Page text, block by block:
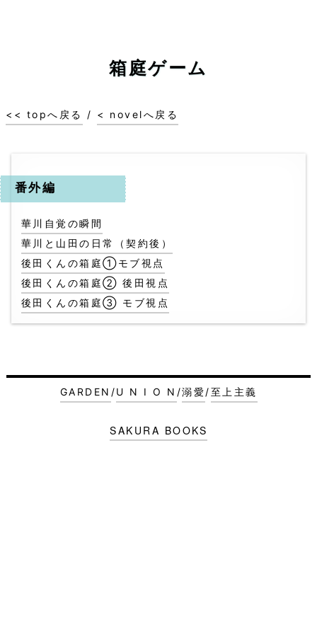
箱庭ゲーム
<< topへ戻る / < novelへ戻る
番外編
華川自覚の瞬間
華川と山田の日常（契約後）
後田くんの箱庭①モブ視点
後田くんの箱庭② 後田視点
後田くんの箱庭③ モブ視点
GARDEN /U N I O N /溺愛/至上主義
SAKURA BOOKS